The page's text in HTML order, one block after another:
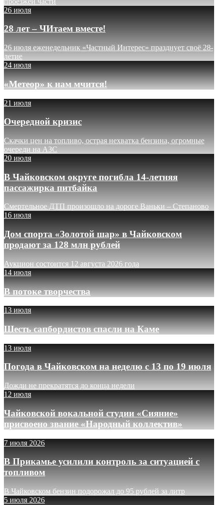
26 июля
28 лет – ЧИтаем вместе!
26 июля еженедельник «Частный Интерес» празднует своё 28-
летие
24 июля
«Метеор» к нам мчится!
21 июля
Очередной кризис
Скачки цен на топливо, острая нехватка бензина, огромные
очереди на АЗС
20 июля
В Чайковском округе погибла 14-летняя
пассажирка питбайка
Смертельное ДТП произошло на дороге Ваньки – Степаново
16 июля
Дом спорта «Золотой шар» в Чайковском
продают за 128 млн рублей
Аукцион состоится 12 августа 2026 года
14 июля
В потоке творчества
13 июля
Шесть сапбордистов спасли на Каме
13 июля
Погода в Чайковском на неделю с 13 по 19 июля
Дожди не прекратятся до конца недели
12 июля
Чайковской вокальной студии «Сияние»
присвоено звание «Народный коллектив»
7 июля 2026
В Прикамье усилили контроль за ситуацией с
топливом
В Чайковском бензин подорожал до 95 рублей за литр
5 июля 2026